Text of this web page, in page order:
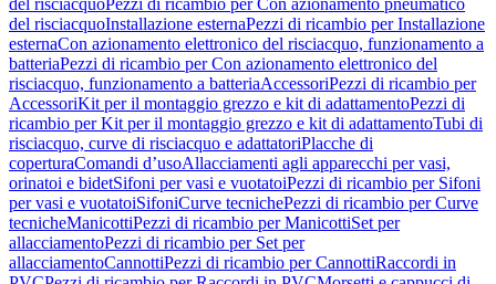
del risciacquoPezzi di ricambio per Con azionamento pneumatico
del risciacquoInstallazione esternaPezzi di ricambio per Installazione
esternaCon azionamento elettronico del risciacquo, funzionamento a
batteriaPezzi di ricambio per Con azionamento elettronico del
risciacquo, funzionamento a batteriaAccessoriPezzi di ricambio per
AccessoriKit per il montaggio grezzo e kit di adattamentoPezzi di
ricambio per Kit per il montaggio grezzo e kit di adattamentoTubi di
risciacquo, curve di risciacquo e adattatoriPlacche di
coperturaComandi d’usoAllacciamenti agli apparecchi per vasi,
orinatoi e bidetSifoni per vasi e vuotatoiPezzi di ricambio per Sifoni
per vasi e vuotatoiSifoniCurve tecnichePezzi di ricambio per Curve
tecnicheManicottiPezzi di ricambio per ManicottiSet per
allacciamentoPezzi di ricambio per Set per
allacciamentoCannottiPezzi di ricambio per CannottiRaccordi in